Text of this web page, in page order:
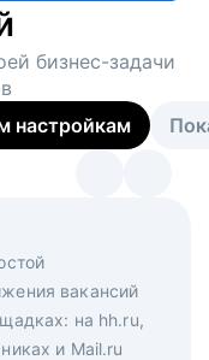
бизнес-задачи
настройкам
вакансий
на hh.ru,
и Mail.ru
главной странице
сколько
дело возьмутся
менеджеры